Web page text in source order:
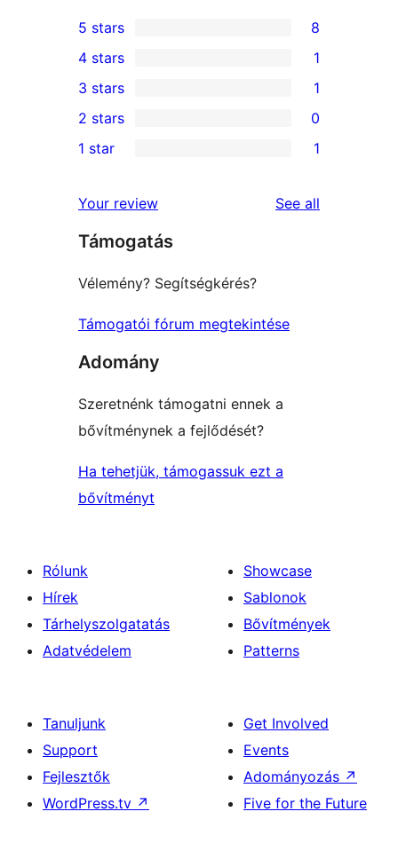
8
5-
star
reviews
5 stars 8
4-
star
review
4 stars 1
1
3-
star
3 stars 1
2-
reviews
2 stars 0
star
review
1 star 1
Your review See all
Támogatás
Vélemény? Segítségkérés?
Támogatói fórum megtekintése
Adomány
Szeretnénk támogatni ennek a
bővítménynek a fejlődését?
Ha tehetjük, támogassuk ezt a
bővítményt
Rólunk
Hírek
Tárhelyszolgatatás
Adatvédelem
Showcase
Sablonok
Bővítmények
Patterns
Tanuljunk
Support
Fejlesztők
WordPress.tv ↗
Get Involved
Events
Adományozás ↗
Five for the Future